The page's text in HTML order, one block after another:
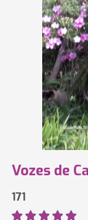
Vozes de
171